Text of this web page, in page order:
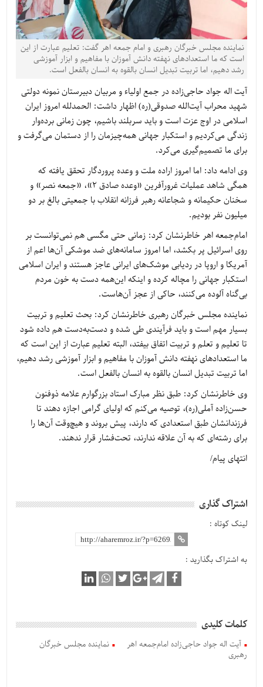
نماینده مجلس خبرگان رهبری و امام جمعه اهر گفت: تعلیم عبارت از این
است که ما استعدادهای نهفته دانش آموزان با مفاهیم و ابزار آموزشی
رشد دهیم، اما تربیت تبدیل انسان بالقوه به انسان بالفعل است.
آیت اله جواد حاجی‌زاده در جمع اولیاء و مربیان دبیرستان نمونه دولتی
شهید محراب آیت‌الله صدوقی(ره) اظهار داشت: الحمدلله امروز ایران
اسلامی در اوج عزت است و باید سربلند باشیم، چون زمانی برده‌وار
زندگی می‌کردیم و استکبار جهانی همه‌چیزمان را از دستمان می‌گرفت و
برای ما تصمیم‌گیری می‌کرد.
وی ادامه داد: اما امروز اراده ملت و وعده پروردگار تحقق یافته که
همگی شاهد عملیات غرورآفرین «وعده صادق ۲»، «جمعه نصر» و
سخنان حکیمانه و شجاعانه رهبر فرزانه انقلاب با جمعیتی بالغ بر دو
میلیون نفر بودیم.
امام‌جمعه اهر خاطرنشان کرد: زمانی حتی مگسی هم نمی‌توانست بر
روی اسرائیل پر بکشد، اما امروز سامانه‌های ضد موشکی آن‌ها اعم از
آمریکا و اروپا در ردیابی موشک‌های ایرانی عاجز هستند و ایران اسلامی
استکبار جهانی را مچاله کرده و اینکه این‌همه دست به خون مردم
بی‌گناه آلوده می‌کنند، حاکی از عجز آن‌هاست.
نماینده مجلس خبرگان رهبری خاطرنشان کرد: بحث تعلیم و تربیت
بسیار مهم است و باید فرآیندی طی شده و دست‌به‌دست هم داده شود
تا تعلیم و تعلم و تربیت اتفاق بیفتد، البته تعلیم عبارت از این است که
ما استعدادهای نهفته دانش آموزان با مفاهیم و ابزار آموزشی رشد دهیم،
اما تربیت تبدیل انسان بالقوه به انسان بالفعل است.
وی خاطرنشان کرد: طبق نظر مبارک استاد بزرگوارم علامه ذوفنون
حسن‌زاده آملی(ره)، توصیه می‌کنم که اولیای گرامی اجازه دهند تا
فرزندانشان طبق استعدادی که دارند، پیش بروند و هیچ‌وقت آن‌ها را
برای رشته‌ای که به آن علاقه ندارند، تحت‌فشار قرار ندهند.
انتهای پیام/
اشتراک گذاری
لینک کوتاه :
به اشتراک بگذارید :
کلمات کلیدی
آیت اله جواد حاجی‌زاده امام‌جمعه اهر
نماینده مجلس خبرگان
رهبری